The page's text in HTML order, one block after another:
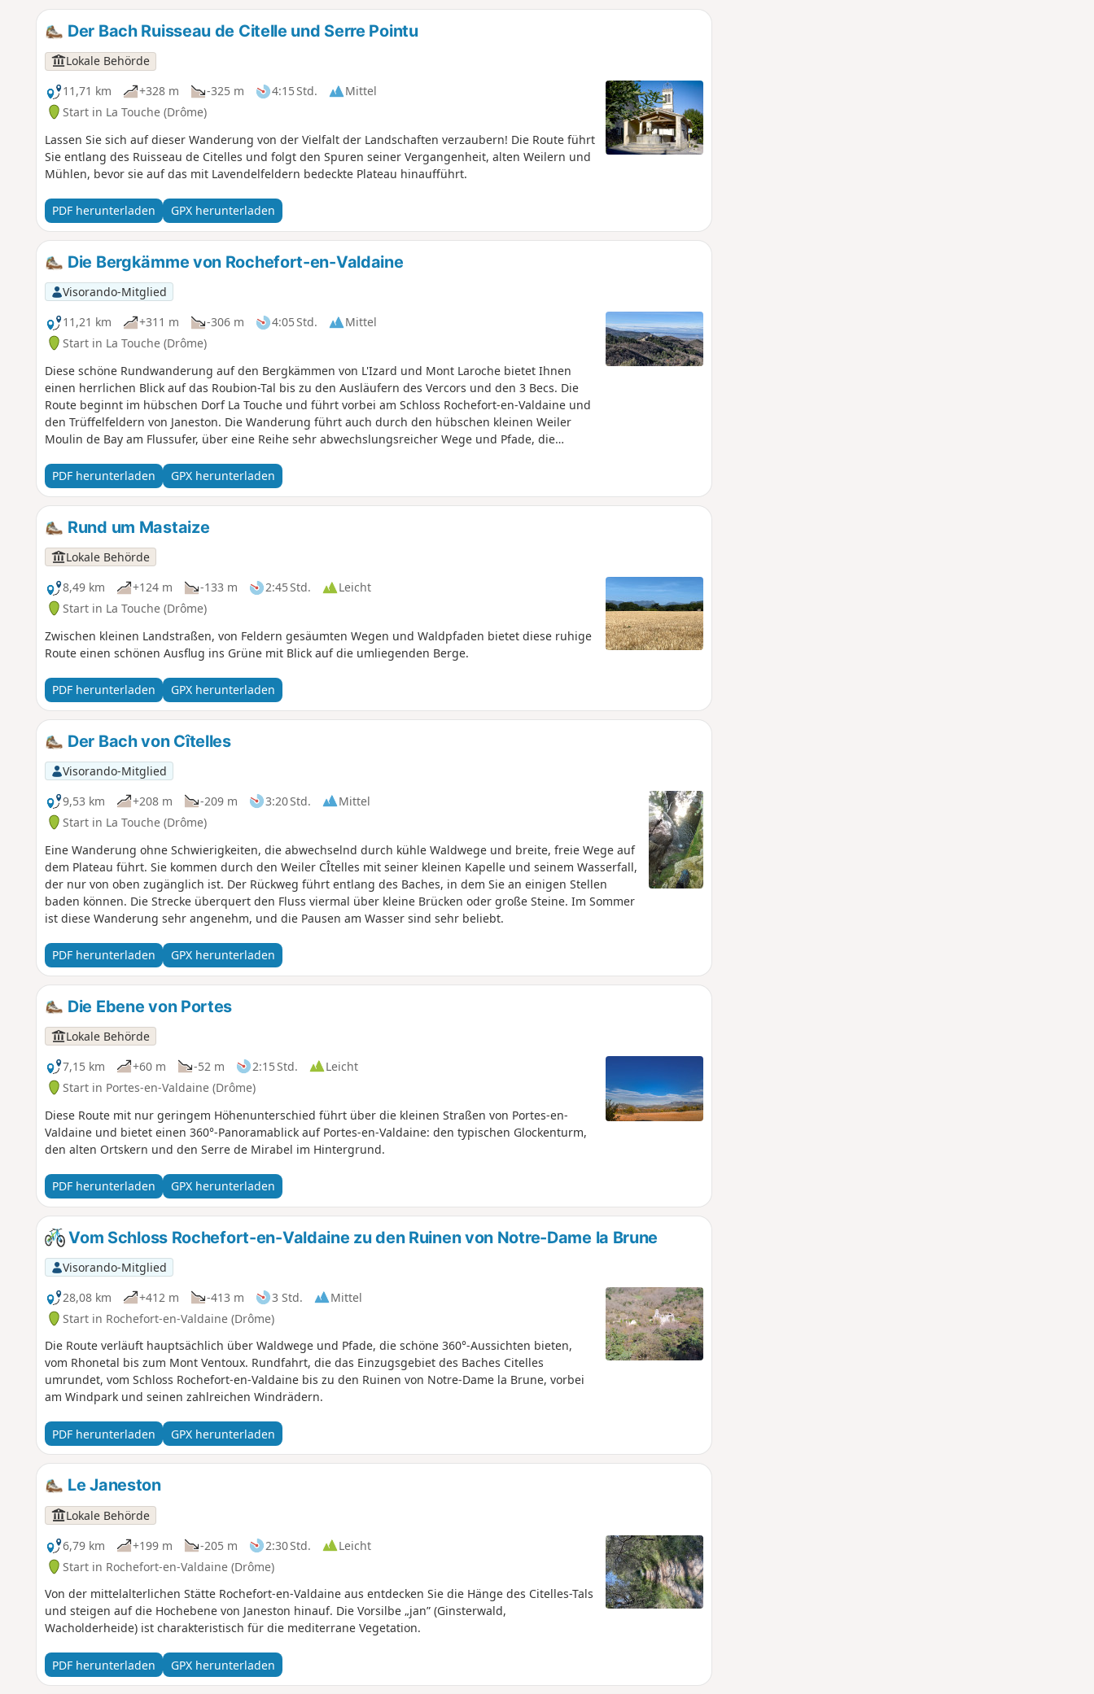
Der Bach Ruisseau de Citelle und Serre Pointu
Lokale Behörde
11,71 km
+328 m -325 m 4:15 Std.
Mittel
Start in La Touche (Drôme)
Lassen Sie sich auf dieser Wanderung von der Vielfalt der Landschaften verzaubern! Die Route führt
Sie entlang des Ruisseau de Citelles und folgt den Spuren seiner Vergangenheit, alten Weilern und
Mühlen, bevor sie auf das mit Lavendelfeldern bedeckte Plateau hinaufführt.
PDF herunterladen GPX herunterladen
Die Bergkämme von Rochefort-en-Valdaine
Visorando-Mitglied
11,21 km
+311 m -306 m 4:05 Std.
Mittel
Start in La Touche (Drôme)
Diese schöne Rundwanderung auf den Bergkämmen von L'Izard und Mont Laroche bietet Ihnen
einen herrlichen Blick auf das Roubion-Tal bis zu den Ausläufern des Vercors und den 3 Becs. Die
Route beginnt im hübschen Dorf La Touche und führt vorbei am Schloss Rochefort-en-Valdaine und
den Trüffelfeldern von Janeston. Die Wanderung führt auch durch den hübschen kleinen Weiler
Moulin de Bay am Flussufer, über eine Reihe sehr abwechslungsreicher Wege und Pfade, die
PDF herunterladen
GPX herunterladen
Rund um Mastaize
Lokale Behörde
8,49 km
+124 m -133 m 2:45 Std.
Leicht
Start in La Touche (Drôme)
Zwischen kleinen Landstraßen, von Feldern gesäumten Wegen und Waldpfaden bietet diese ruhige
Route einen schönen Ausflug ins Grüne mit Blick auf die umliegenden Berge.
PDF herunterladen GPX herunterladen
Der Bach von Cîtelles
Visorando-Mitglied
9,53 km
+208 m -209 m 3:20 Std.
Mittel
Start in La Touche (Drôme)
Eine Wanderung ohne Schwierigkeiten, die abwechselnd durch kühle Waldwege und breite, freie Wege auf
dem Plateau führt. Sie kommen durch den Weiler CÎtelles mit seiner kleinen Kapelle und seinem Wasserfall,
der nur von oben zugänglich ist. Der Rückweg führt entlang des Baches, in dem Sie an einigen Stellen
baden können. Die Strecke überquert den Fluss viermal über kleine Brücken oder große Steine. Im Sommer
ist diese Wanderung sehr angenehm, und die Pausen am Wasser sind sehr beliebt.
PDF herunterladen GPX herunterladen
Die Ebene von Portes
Lokale Behörde
7,15 km
+60 m -52 m 2:15 Std.
Leicht
Start in Portes-en-Valdaine (Drôme)
Diese Route mit nur geringem Höhenunterschied führt über die kleinen Straßen von Portes-en-
Valdaine und bietet einen 360°-Panoramablick auf Portes-en-Valdaine: den typischen Glockenturm,
den alten Ortskern und den Serre de Mirabel im Hintergrund.
PDF herunterladen GPX herunterladen
Vom Schloss Rochefort-en-Valdaine zu den Ruinen von Notre-Dame la Brune
Visorando-Mitglied
28,08 km
+412 m -413 m 3 Std.
Mittel
Start in Rochefort-en-Valdaine (Drôme)
Die Route verläuft hauptsächlich über Waldwege und Pfade, die schöne 360°-Aussichten bieten,
vom Rhonetal bis zum Mont Ventoux. Rundfahrt, die das Einzugsgebiet des Baches Citelles
umrundet, vom Schloss Rochefort-en-Valdaine bis zu den Ruinen von Notre-Dame la Brune, vorbei
am Windpark und seinen zahlreichen Windrädern.
PDF herunterladen GPX herunterladen
Le Janeston
Lokale Behörde
6,79 km
+199 m -205 m 2:30 Std.
Leicht
Start in Rochefort-en-Valdaine (Drôme)
Von der mittelalterlichen Stätte Rochefort-en-Valdaine aus entdecken Sie die Hänge des Citelles-Tals
und steigen auf die Hochebene von Janeston hinauf. Die Vorsilbe „jan” (Ginsterwald,
Wacholderheide) ist charakteristisch für die mediterrane Vegetation.
PDF herunterladen GPX herunterladen